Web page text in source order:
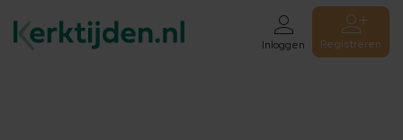
Inloggen Registreren